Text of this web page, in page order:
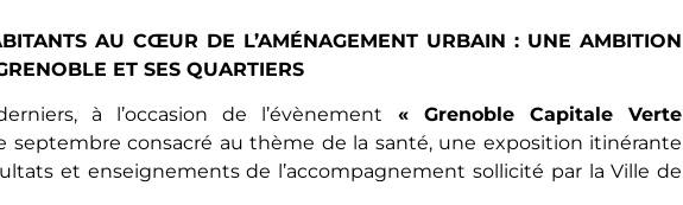
AU CŒUR DE L’AMÉNAGEMENT URBAIN : UNE AMBITION
ET SES QUARTIERS
à l’occasion de l’évènement « Grenoble Capitale Verte
septembre consacré au thème de la santé, une exposition itinérante
et enseignements de l’accompagnement sollicité par la Ville de